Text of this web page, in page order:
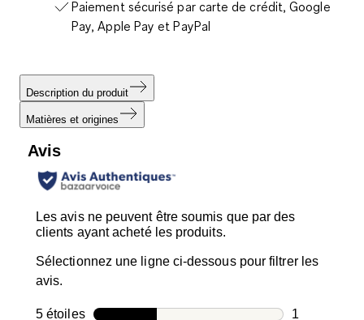
Paiement sécurisé par carte de crédit, Google
Pay, Apple Pay et PayPal
Description du produit
Matières et origines
Avis
Les avis ne peuvent être soumis que par des
clients ayant acheté les produits.
Sélectionnez une ligne ci-dessous pour filtrer les
avis.
5 étoilesétoiles 1